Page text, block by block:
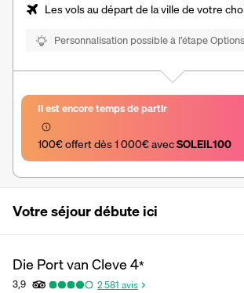
Les vols au départ de la ville de votre
Personnalisation possible à l’étape
Il est encore temps de partir
100€ offert dès 1 000€ avec SOLEIL100
Votre séjour débute ici
Die Port van Cleve4*
3,9 2 581 avis